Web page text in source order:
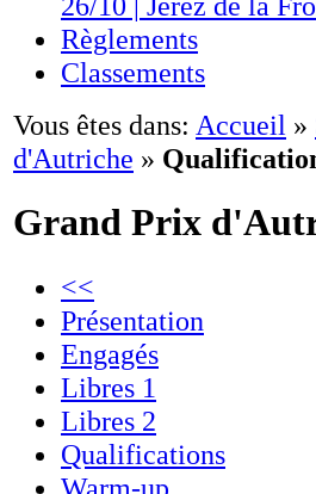
Règlements
Classements
Vous êtes dans: Accueil »
d'Autriche »
Grand Prix
<<
Présentation
Engagés
Libres 1
Libres 2
Qualifications
Warm-up